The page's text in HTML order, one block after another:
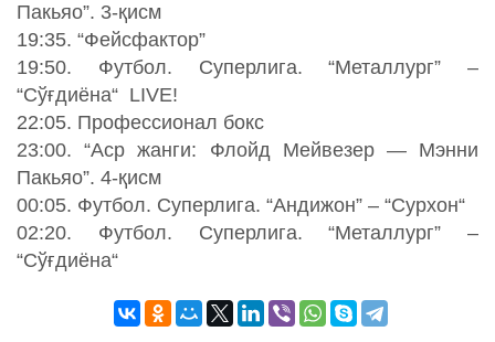
Пакьяо”. 3-қисм
19:35. “Фейсфактор”
19:50. Футбол. Суперлига. “Металлург” –
“Сўғдиёна“ LIVE!
22:05. Профессионал бокс
23:00. “Аср жанги: Флойд Мейвезер — Мэнни
Пакьяо”. 4-қисм
00:05. Футбол. Суперлига. “Андижон” – “Сурхон“
02:20. Футбол. Суперлига. “Металлург” –
“Сўғдиёна“